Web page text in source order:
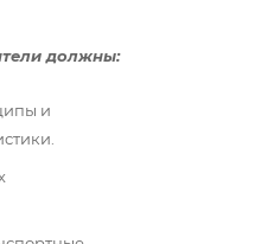
должны:
и